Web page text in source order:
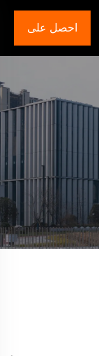
احصل على